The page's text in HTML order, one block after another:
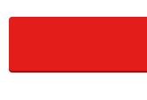
1. 揺れ感が